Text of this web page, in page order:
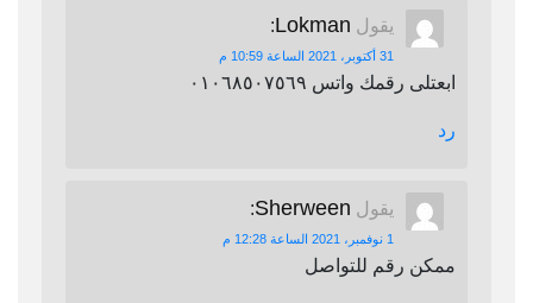
يقول Lokman
:
31 أكتوبر، 2021 الساعة 10:59 م
ابعتلى رقمك واتس ٠١٠٦٨٥٠٧٥٦٩
رد
يقول Sherween
:
1 نوفمبر، 2021 الساعة 12:28 م
ممكن رقم للتواصل